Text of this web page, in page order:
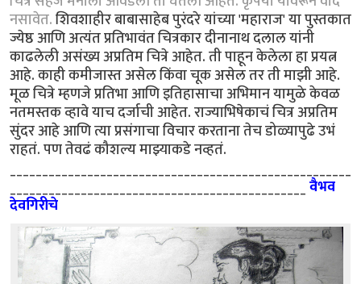
नसावेत.शिवशाहीर बाबासाहेब पुरंदरे यांच्या 'महाराज' या पुस्तकात
ज्येष्ठ आणि अत्यंत प्रतिभावंत चित्रकार दीनानाथ दलाल यांनी
काढलेली असंख्य अप्रतिम चित्रे आहेत. ती पाहून केलेला हा प्रयत्न
आहे. काही कमीजास्त असेल किंवा चूक असेल तर ती माझी आहे.
मूळ चित्रे म्हणजे प्रतिभा आणि इतिहासाचा अभिमान यामुळे केवळ
नतमस्तक व्हावे याच दर्जाची आहेत. राज्याभिषेकाचं चित्र अप्रतिम
सुंदर आहे आणि त्या प्रसंगाचा विचार करताना तेच डोळ्यापुढे उभं
राहतं. पण तेवढं कौशल्य माझ्याकडे नव्हतं.
_____________________________________________________
______________________________________________वैभव
देवगिरीचे